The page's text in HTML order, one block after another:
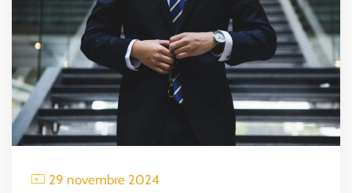
29 novembre 2024